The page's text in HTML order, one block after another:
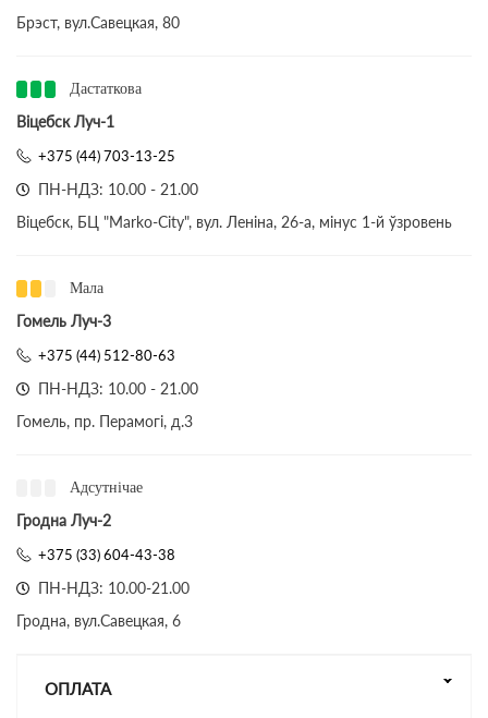
Брэст, вул.Савецкая, 80
Дастаткова
Віцебск Луч-1
+375 (44) 703-13-25
ПН-НДЗ: 10.00 - 21.00
Віцебск, БЦ "Marko-City", вул. Леніна, 26-а, мінус 1-й ўзровень
Мала
Гомель Луч-3
+375 (44) 512-80-63
ПН-НДЗ: 10.00 - 21.00
Гомель, пр. Перамогі, д.3
Адсутнічае
Гродна Луч-2
+375 (33) 604-43-38
ПН-НДЗ: 10.00-21.00
Гродна, вул.Савецкая, 6
ОПЛАТА